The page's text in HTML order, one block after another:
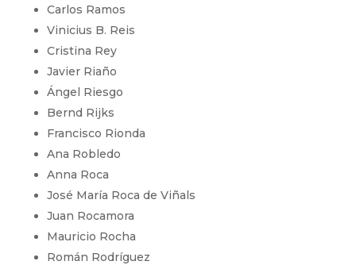
Carlos Ramos
Vinicius B. Reis
Cristina Rey
Javier Riaño
Ángel Riesgo
Bernd Rijks
Francisco Rionda
Ana Robledo
Anna Roca
José María Roca de Viñals
Juan Rocamora
Mauricio Rocha
Román Rodríguez